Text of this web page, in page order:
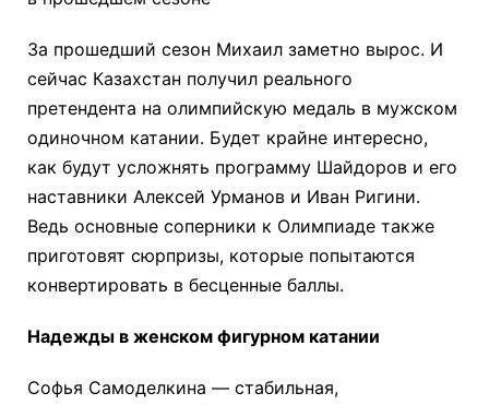
За прошедший сезон Михаил заметно вырос. И
сейчас Казахстан получил реального
претендента на олимпийскую медаль в мужском
одиночном катании. Будет крайне интересно,
как будут усложнять программу Шайдоров и его
наставники Алексей Урманов и Иван Ригини.
Ведь основные соперники к Олимпиаде также
приготовят сюрпризы, которые попытаются
конвертировать в бесценные баллы.
Надежды в женском фигурном катании
Софья Самоделкина — стабильная,